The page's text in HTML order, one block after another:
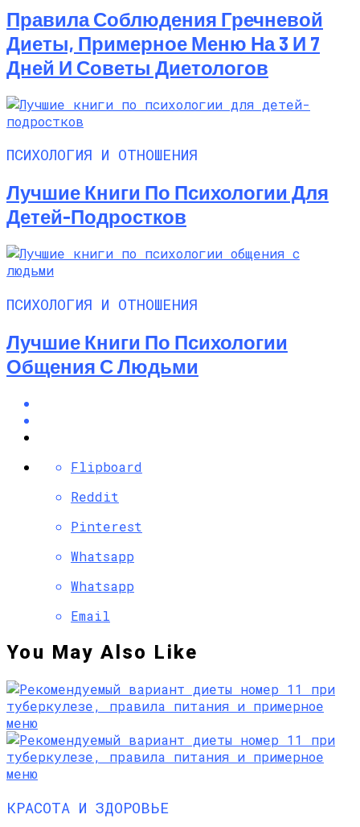
Правила Соблюдения Гречневой
Диеты, Примерное Меню На 3 И 7
Дней И Советы Диетологов
ПСИХОЛОГИЯ И ОТНОШЕНИЯ
Лучшие Книги По Психологии Для
Детей-Подростков
ПСИХОЛОГИЯ И ОТНОШЕНИЯ
Лучшие Книги По Психологии
Общения С Людьми
Flipboard
Reddit
Pinterest
Whatsapp
Whatsapp
Email
You May Also Like
КРАСОТА И ЗДОРОВЬЕ